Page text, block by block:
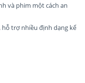
và phim một cách an
trợ nhiều định dạng kể